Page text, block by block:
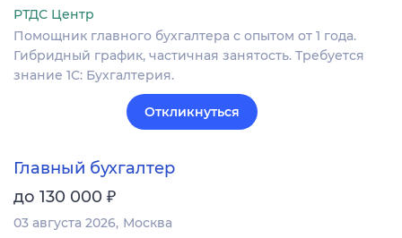
РТДС Центр
Помощник главного бухгалтера с опытом от 1 года.
Гибридный график, частичная занятость. Требуется
знание 1С: Бухгалтерия.
Откликнуться
Главный бухгалтер
до 130 000 ₽
03 августа 2026 Москва